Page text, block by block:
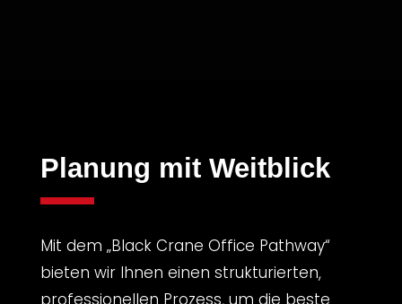
Planung mit Weitblick
Mit dem „Black Crane Office Pathway“
bieten wir Ihnen einen strukturierten,
professionellen Prozess, um die beste